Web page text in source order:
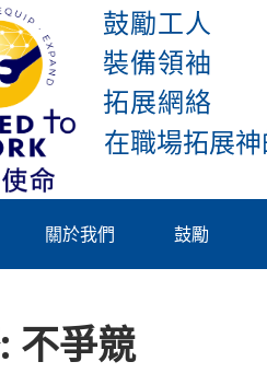
To
鼓勵工人
裝備領袖
拓展網絡
關於我們 鼓勵
不爭競